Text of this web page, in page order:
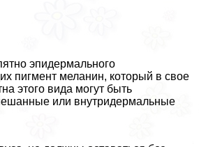
эпидермального
пигмент меланин, который в свое
этого вида могут быть
или внутридермальные